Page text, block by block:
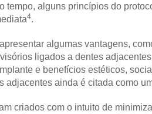
tempo, alguns princípios do
4.
algumas vantagens,
ligados a dentes
e benefícios estéticos,
adjacentes ainda é citada como
criados com o intuito de